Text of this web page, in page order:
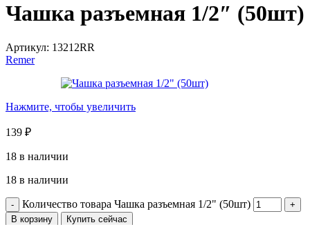
Чашка разъемная 1/2″ (50шт)
Артикул: 13212RR
Remer
Нажмите, чтобы увеличить
139 ₽
18 в наличии
18 в наличии
Количество товара Чашка разъемная 1/2" (50шт)
В корзину Купить сейчас